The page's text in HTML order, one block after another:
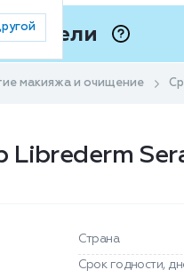
Подели
макияжа и очищение
Librederm
Страна
Срок годности,